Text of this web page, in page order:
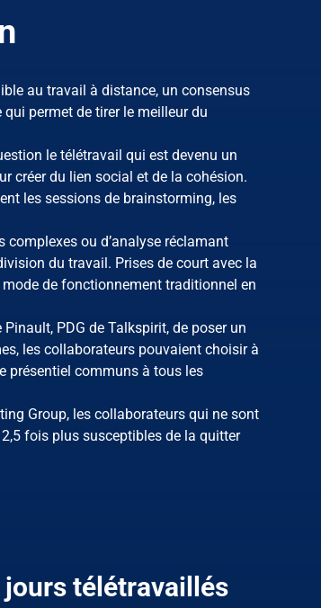
au travail à distance, un consensus
permet de tirer le meilleur du
le télétravail qui est devenu un
créer du lien social et de la cohésion.
les sessions de brainstorming, les
complexes ou d’analyse réclamant
du travail. Prises de court avec la
mode de fonctionnement traditionnel en
PDG de Talkspirit, de poser un
les collaborateurs pouvaient choisir à
présentiel communs à tous les
Group, les collaborateurs qui ne sont
fois plus susceptibles de la quitter
jours télétravaillés